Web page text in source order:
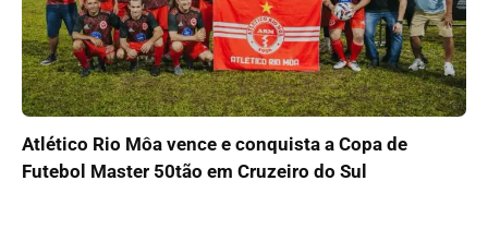
Atlético Rio Môa vence e conquista a Copa de
Futebol Master 50tão em Cruzeiro do Sul